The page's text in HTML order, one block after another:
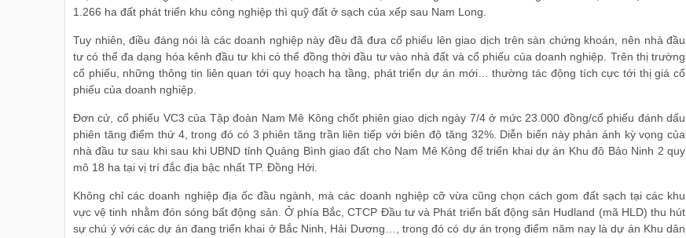
1.266 ha đất phát triển khu công nghiệp thì quỹ đất ở sạch của xếp sau Nam Long.
Tuy nhiên, điều đáng nói là các doanh nghiệp này đều đã đưa cổ phiếu lên giao dịch trên sàn chứng khoán, nên nhà đầu
tư có thể đa dạng hóa kênh đầu tư khi có thể đồng thời đầu tư vào nhà đất và cổ phiếu của doanh nghiệp. Trên thị trường
cổ phiếu, những thông tin liên quan tới quy hoạch hạ tầng, phát triển dự án mới… thường tác động tích cực tới thị giá cổ
phiếu của doanh nghiệp.
Đơn cử, cổ phiếu VC3 của Tập đoàn Nam Mê Kông chốt phiên giao dịch ngày 7/4 ở mức 23.000 đồng/cổ phiếu đánh dấu
phiên tăng điểm thứ 4, trong đó có 3 phiên tăng trần liên tiếp với biên độ tăng 32%. Diễn biến này phản ánh kỳ vọng của
nhà đầu tư sau khi sau khi UBND tỉnh Quảng Bình giao đất cho Nam Mê Kông để triển khai dự án Khu đô Bảo Ninh 2 quy
mô 18 ha tại vị trí đắc địa bậc nhất TP. Đồng Hới.
Không chỉ các doanh nghiệp địa ốc đầu ngành, mà các doanh nghiệp cỡ vừa cũng chọn cách gom đất sạch tại các khu
vực vệ tinh nhằm đón sóng bất động sản. Ở phía Bắc, CTCP Đầu tư và Phát triển bất động sản Hudland (mã HLD) thu hút
sự chú ý với các dự án đang triển khai ở Bắc Ninh, Hải Dương…, trong đó có dự án trọng điểm năm nay là dự án Khu dân